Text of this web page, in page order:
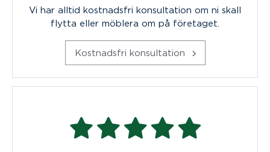
Vi har alltid kostnadsfri konsultation om ni skall
flytta eller möblera om på företaget.
Kostnadsfri konsultation